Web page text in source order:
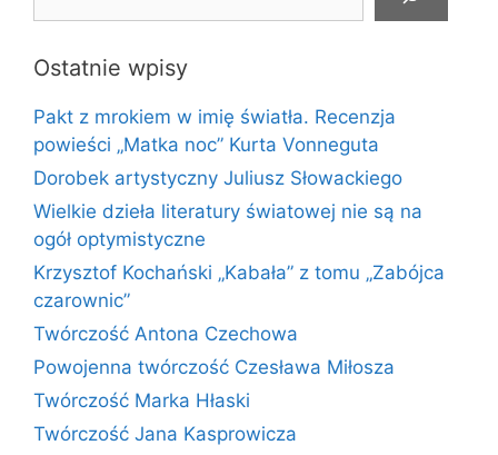
Ostatnie wpisy
Pakt z mrokiem w imię światła. Recenzja
powieści „Matka noc” Kurta Vonneguta
Dorobek artystyczny Juliusz Słowackiego
Wielkie dzieła literatury światowej nie są na
ogół optymistyczne
Krzysztof Kochański „Kabała” z tomu „Zabójca
czarownic”
Twórczość Antona Czechowa
Powojenna twórczość Czesława Miłosza
Twórczość Marka Hłaski
Twórczość Jana Kasprowicza